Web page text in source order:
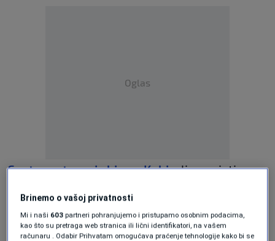
Oglas
Centar potresa je bio na Kubi, ali se osjetio
Pročitajte još
Brinemo o vašoj privatnosti
Mi i naši 603 partneri pohranjujemo i pristupamo osobnim podacima,
kao što su pretraga web stranica ili lični identifikatori, na vašem
računaru . Odabir Prihvatam omogućava praćenje tehnologije kako bi se